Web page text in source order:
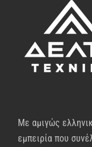
Με αμιγώς
εμπειρία που